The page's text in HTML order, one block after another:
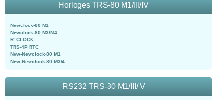
Horloges TRS-80 M1/III/IV
Newclock-80 M1
Newclock-80 M3/M4
RTCLOCK
TRS-4P RTC
New-Newclock-80 M1
New-Newclock-80 M3/4
RS232 TRS-80 M1/III/IV